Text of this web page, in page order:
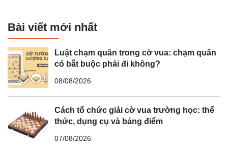
Bài viết mới nhất
Luật chạm quân trong cờ vua: chạm quân
có bắt buộc phải đi không?
08/08/2026
Cách tổ chức giải cờ vua trường học: thể
thức, dụng cụ và bảng điểm
07/08/2026